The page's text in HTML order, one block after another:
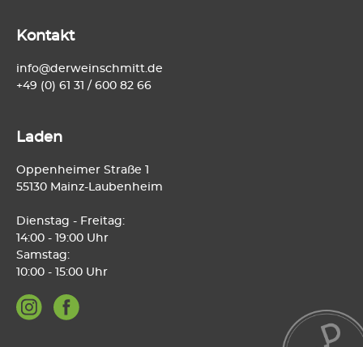
Kontakt
info@derweinschmitt.de
+49 (0) 61 31 / 600 82 66
Laden
Oppenheimer Straße 1
55130 Mainz-Laubenheim
Dienstag - Freitag:
14:00 - 19:00 Uhr
Samstag:
10:00 - 15:00 Uhr